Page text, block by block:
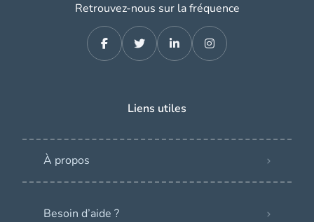
Retrouvez-nous sur la fréquence
Liens utiles
À propos
Besoin d’aide ?